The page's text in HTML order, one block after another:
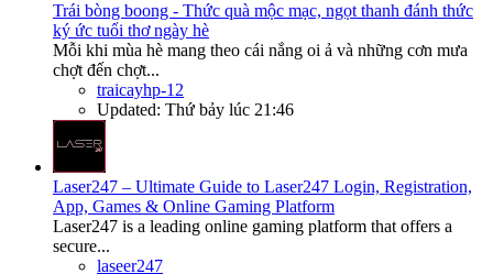
Trái bòng boong - Thức quà mộc mạc, ngọt thanh đánh thức
ký ức tuổi thơ ngày hè
Mỗi khi mùa hè mang theo cái nắng oi ả và những cơn mưa
chợt đến chợt...
traicayhp-12
Updated: Thứ bảy lúc 21:46
Laser247 – Ultimate Guide to Laser247 Login, Registration,
App, Games & Online Gaming Platform
Laser247 is a leading online gaming platform that offers a
secure...
laseer247